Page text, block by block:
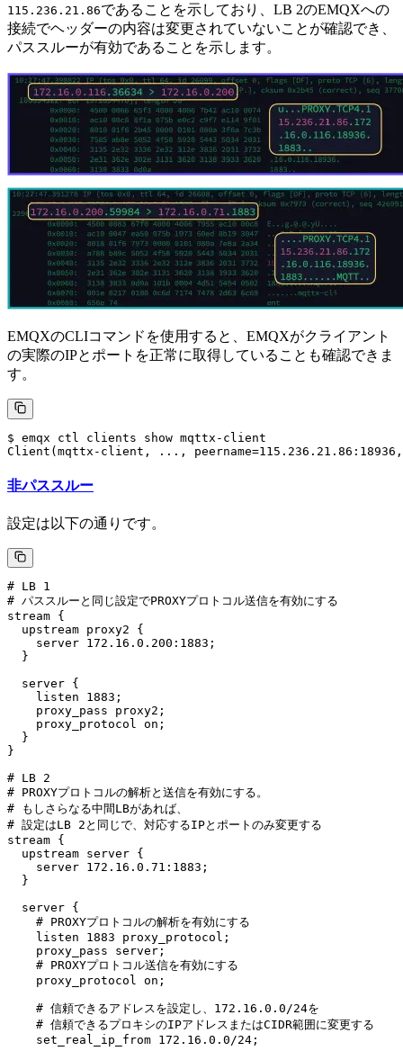
115.236.21.86であることを示しており、LB 2のEMQXへの
接続でヘッダーの内容は変更されていないことが確認でき、
パススルーが有効であることを示します。
EMQXのCLIコマンドを使用すると、EMQXがクライアント
の実際のIPとポートを正常に取得していることも確認できま
す。
$ emqx ctl clients show mqttx-client
非パススルー
設定は以下の通りです。
# LB 1
# パススルーと同じ設定でPROXYプロトコル送信を有効にする
stream {
  upstream proxy2 {
    server 172.16.0.200:1883;
  }
  server {
    listen 1883;
    proxy_pass proxy2;
    proxy_protocol on;
  }
}
# LB 2
# PROXYプロトコルの解析と送信を有効にする。
# もしさらなる中間LBがあれば、
# 設定はLB 2と同じで、対応するIPとポートのみ変更する
stream {
  upstream server {
    server 172.16.0.71:1883;
  }
  server {
    # PROXYプロトコルの解析を有効にする
    listen 1883 proxy_protocol;
    proxy_pass server;
    # PROXYプロトコル送信を有効にする
    proxy_protocol on;
    # 信頼できるアドレスを設定し、172.16.0.0/24を
    # 信頼できるプロキシのIPアドレスまたはCIDR範囲に変更する
    set_real_ip_from 172.16.0.0/24;